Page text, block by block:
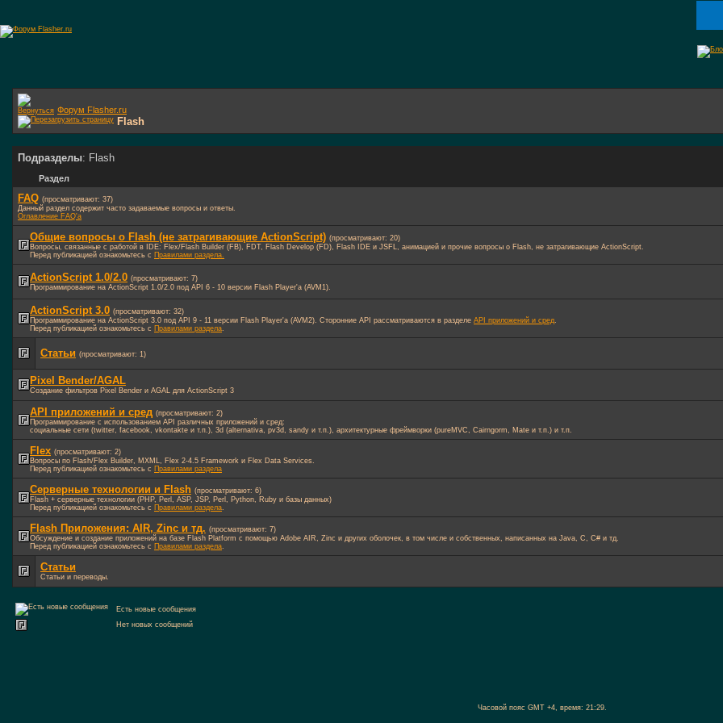
Форум Flasher.ru
Flash
Подразделы: Flash
Раздел
FAQ (просматривают: 37)
Данный раздел содержит часто задаваемые вопросы и ответы.
Оглавление FAQ'а
Общие вопросы о Flash (не затрагивающие ActionScript) (просматривают: 20)
Вопросы, связанные с работой в IDE: Flex/Flash Builder (FB), FDT, Flash Develop (FD), Flash IDE и JSFL, анимацией и прочие вопросы о Flash, не затрагивающие ActionScript.
Перед публикацией ознакомьтесь с Правилами раздела.
ActionScript 1.0/2.0 (просматривают: 7)
Программирование на ActionScript 1.0/2.0 под API 6 - 10 версии Flash Player'а (AVM1).
ActionScript 3.0 (просматривают: 32)
Программирование на ActionScript 3.0 под API 9 - 11 версии Flash Player'а (AVM2). Сторонние API рассматриваются в разделе API приложений и сред.
Перед публикацией ознакомьтесь с Правилами раздела.
Статьи (просматривают: 1)
Pixel Bender/AGAL
Создание фильтров Pixel Bender и AGAL для ActionScript 3
API приложений и сред (просматривают: 2)
Программирование с использованием API различных приложений и сред:
социальные сети (twitter, facebook, vkontakte и т.п.), 3d (alternativa, pv3d, sandy и т.п.), архитектурные фреймворки (pureMVC, Cairngorm, Mate и т.п.) и т.п.
Flex (просматривают: 2)
Вопросы по Flash/Flex Builder, MXML, Flex 2-4.5 Framework и Flex Data Services.
Перед публикацией ознакомьтесь с Правилами раздела
Серверные технологии и Flash (просматривают: 6)
Flash + серверные технологии (PHP, Perl, ASP, JSP, Perl, Python, Ruby и базы данных)
Перед публикацией ознакомьтесь с Правилами раздела.
Flash Приложения: AIR, Zinc и тд. (просматривают: 7)
Обсуждение и создание приложений на базе Flash Platform с помощью Adobe AIR, Zinc и других оболочек, в том числе и собственных, написанных на Java, C, C# и тд.
Перед публикацией ознакомьтесь с Правилами раздела.
Статьи
Статьи и переводы.
Есть новые сообщения
Нет новых сообщений
Часовой пояс GMT +4, время: 21:29.